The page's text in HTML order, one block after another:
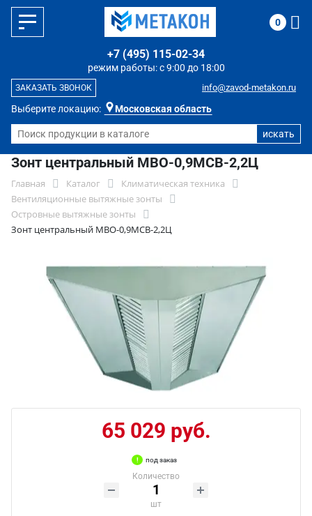
Выберите локацию: Московская область
режим работы: с 9:00 до 18:00
+7 (495) 115-02-34
info@zavod-metakon.ru
ЗАКАЗАТЬ ЗВОНОК
0
Зонт центральный МВО-0,9МСВ-2,2Ц
Главная Каталог
Климатическая техника
Вентиляционные вытяжные зонты
Островные вытяжные зонты
Зонт центральный МВО-0,9МСВ-2,2Ц
65 029 руб.
под заказ
Количество
шт